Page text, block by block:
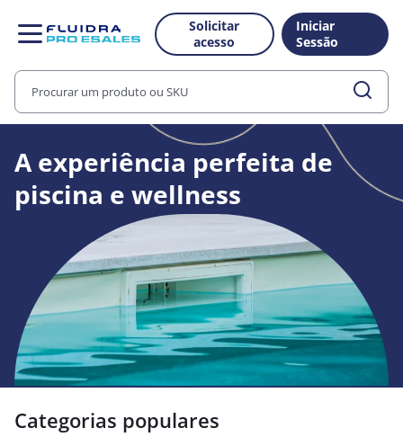
Solicitar
acesso
Iniciar
Sessão
A experiência perfeita de
piscina e wellness
Categorias populares